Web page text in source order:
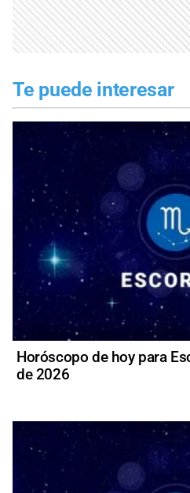
Te puede interesar
Horóscopo de hoy para
de 2026